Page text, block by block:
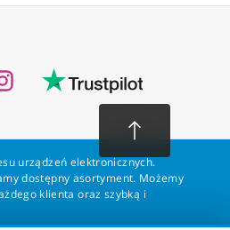
urządzeń elektronicznych.
dostępny asortyment. Możemy
klienta oraz szybką i